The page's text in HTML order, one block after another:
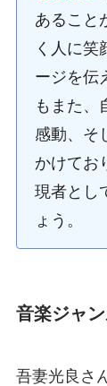
あること
く人に笑
ージを伝
もまた、
感動、そ
かけてお
現者とし
ょう。
音楽ジャ
吾妻光良さ